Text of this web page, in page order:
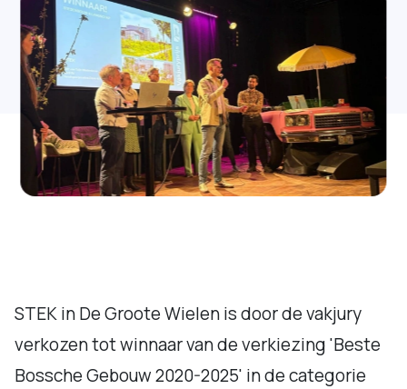
STEK in De Groote Wielen is door de vakjury
verkozen tot winnaar van de verkiezing 'Beste
Bossche Gebouw 2020-2025' in de categorie